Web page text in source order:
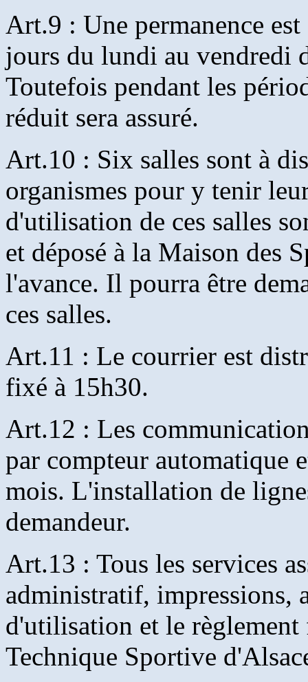
Art.9 : Une permanence
jours du lundi au vendredi
Toutefois pendant les
réduit sera assuré.
Art.10 : Six salles sont à
organismes pour y tenir
d'utilisation de ces salles
et déposé à la Maison des
l'avance. Il pourra être
ces salles.
Art.11 : Le courrier est
fixé à 15h30.
Art.12 : Les
par compteur automatique
mois. L'installation de
demandeur.
Art.13 : Tous les services
administratif, impressions,
d'utilisation et le
Technique Sportive